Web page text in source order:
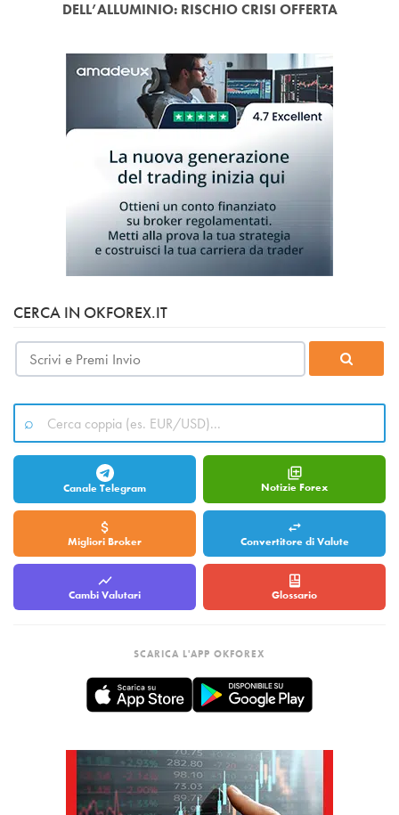
DELL’ALLUMINIO: RISCHIO CRISI OFFERTA
CERCA IN OKFOREX.IT
Canale Telegram Notizie Forex
Migliori Broker Convertitore di Valute
Cambi Valutari Glossario
SCARICA L'APP OKFOREX